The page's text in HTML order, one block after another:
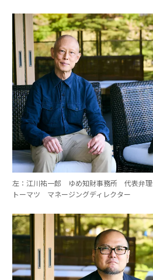
左：江川祐一郎 ゆめ知財事務所 代表弁
トーマツ マネージングディレクター